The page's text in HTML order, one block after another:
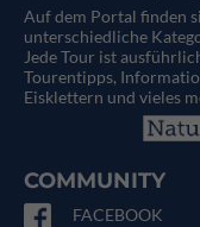
Auf dem Portal finden
unterschiedliche
Jede Tour ist
Tourentipps,
Eisklettern und vieles
COMMUNITY
FACEBOOK